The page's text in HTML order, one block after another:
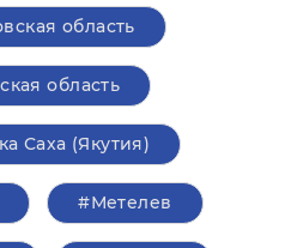
область
область
Саха (Якутия)
#Метелев